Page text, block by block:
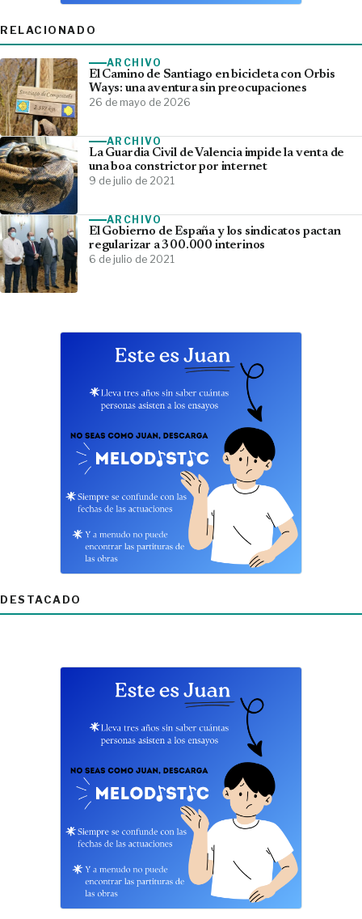
RELACIONADO
ARCHIVO
El Camino de Santiago en bicicleta con Orbis
Ways: una aventura sin preocupaciones
26 de mayo de 2026
ARCHIVO
La Guardia Civil de Valencia impide la venta de
una boa constrictor por internet
9 de julio de 2021
ARCHIVO
El Gobierno de España y los sindicatos pactan
regularizar a 300.000 interinos
6 de julio de 2021
DESTACADO